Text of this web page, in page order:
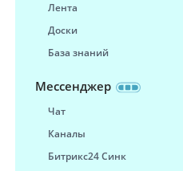
Лента
Доски
База знаний
Мессенджер
Чат
Каналы
Битрикс24 Синк